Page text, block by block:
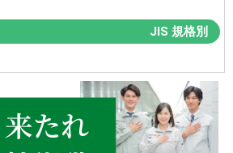
JIS 規格別